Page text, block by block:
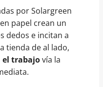
por Solargreen
papel crean un
dedos e incitan a
tienda de al lado,
el trabajovía la